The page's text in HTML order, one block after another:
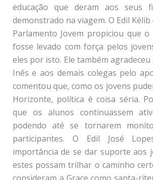
educação que deram aos seus
demonstrado na viagem. O Edil
Parlamento Jovem propiciou que o
fosse levado com força pelos
eles por isto. Ele também agradeceu
Inês e aos demais colegas pelo
comentou que, como os jovens
Horizonte, política é coisa séria.
que os alunos continuassem
podendo até se tornarem
participantes. O Edil José
importância de se dar suporte aos
estes possam trilhar o caminho
consideram a Grace como santa-